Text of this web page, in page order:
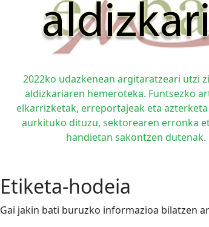
2022ko udazkenean argitaratzeari utzi
aldizkariaren hemeroteka. Funtsezko
elkarrizketak, erreportajeak eta
aurkituko dituzu, sektorearen erronka
handietan sakontzen dutenak.
Etiketa-hodeia
Gai jakin bati buruzko informazioa bilatzen